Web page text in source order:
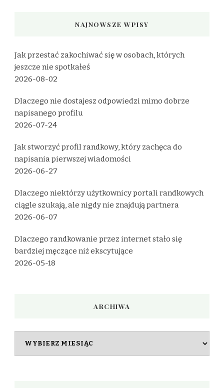
NAJNOWSZE WPISY
Jak przestać zakochiwać się w osobach, których
jeszcze nie spotkałeś
2026-08-02
Dlaczego nie dostajesz odpowiedzi mimo dobrze
napisanego profilu
2026-07-24
Jak stworzyć profil randkowy, który zachęca do
napisania pierwszej wiadomości
2026-06-27
Dlaczego niektórzy użytkownicy portali randkowych
ciągle szukają, ale nigdy nie znajdują partnera
2026-06-07
Dlaczego randkowanie przez internet stało się
bardziej męczące niż ekscytujące
2026-05-18
ARCHIWA